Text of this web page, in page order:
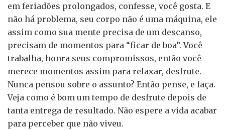
em feriadões prolongados, confesse, você gosta. E
não há problema, seu corpo não é uma máquina, ele
assim como sua mente precisa de um descanso,
precisam de momentos para “ficar de boa”. Você
trabalha, honra seus compromissos, então você
merece momentos assim para relaxar, desfrute.
Nunca pensou sobre o assunto? Então pense, e faça.
Veja como é bom um tempo de desfrute depois de
tanta entrega de resultado. Não espere a vida acabar
para perceber que não viveu.